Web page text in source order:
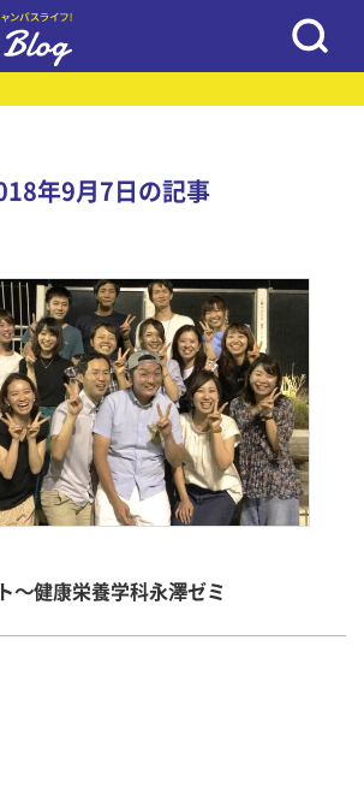
年9月7日の記事
～健康栄養学科永澤ゼミ